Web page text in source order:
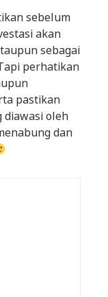
sebelum
akan
sebagai
perhatikan
pastikan
diawasi oleh
dan